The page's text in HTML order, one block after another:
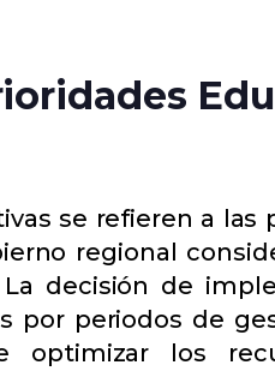
se refieren a las
regional
decisión de
por periodos de
optimizar los